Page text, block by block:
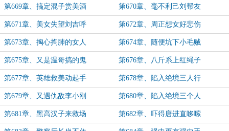
第669章、搞定混子赏美酒 第670章、毫不利己刘帮友
第671章、美女失望刘吉呼 第672章、周正想女好悲伤
第673章、掏心掏肺的女人 第674章、随便坑下小毛贼
第675章、又是温哥搞的鬼 第676章、八斤系上红绳子
第677章、英雄救美动起手 第678章、陷入绝境三人行
第679章、又遇仇敌李小刚 第680章、陷入绝境三个人
第681章、黑高汉子来救场 第682章、吓得唐进直哆嗦